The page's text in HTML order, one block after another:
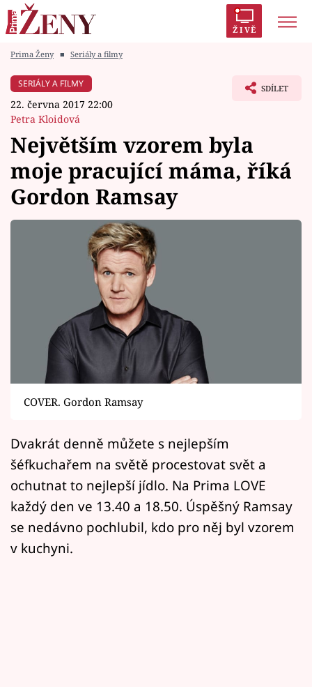
ŽIVĚ
Módní alarm
Témata
Celebrity
Horoskopy
Sledujte prima+
Filmový festival Karlovy Vary
Mámy sobě
Přihlášení
Sledujte nás
Prima Ženy ■ Seriály a filmy
SERIÁLY A FILMY
22. června 2017 22:00
Petra Kloidová
SDÍLET
Největším vzorem byla
moje pracující máma, říká
Gordon Ramsay
COVER. Gordon Ramsay
Dvakrát denně můžete s nejlepším
šéfkuchařem na světě procestovat svět a
ochutnat to nejlepší jídlo. Na Prima LOVE
každý den ve 13.40 a 18.50. Úspěšný Ramsay
se nedávno pochlubil, kdo pro něj byl vzorem
v kuchyni.